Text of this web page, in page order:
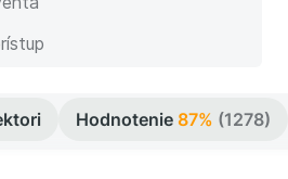
Hodnotenie 87% (1278)